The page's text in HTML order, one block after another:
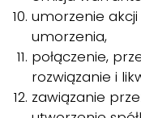
umorzenie
umorzenia,
połączenie,
rozwiązanie i
zawiązanie